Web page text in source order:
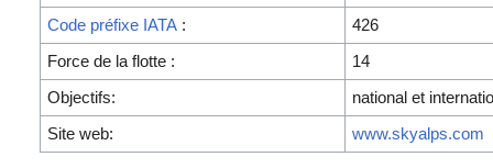
Code préfixe IATA :
426
Force de la flotte :
14
Objectifs:
national et
Site web:
www.skyalps.com